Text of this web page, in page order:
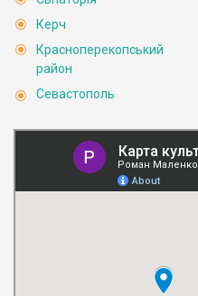
Керч
Красноперекопський
район
Севастополь